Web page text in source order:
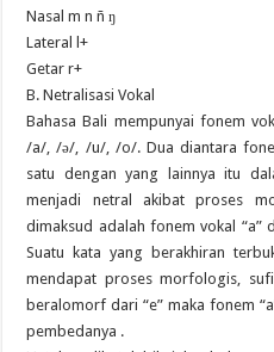
Nasal m n ñ ŋ
Lateral l+
Getar r+
B. Netralisasi Vokal
Bahasa Bali mempunyai fonem
/a/, /ǝ/, /u/, /o/. Dua diantara
satu dengan yang lainnya itu
menjadi netral akibat proses
dimaksud adalah fonem vokal “a”
Suatu kata yang berakhiran
mendapat proses morfologis,
beralomorf dari “e” maka fonem
pembedanya .